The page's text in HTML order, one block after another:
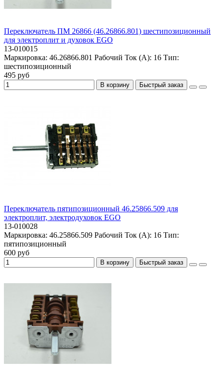
Переключатель ПМ 26866 (46.26866.801) шестипозиционный
для электроплит и духовок EGO
13-010015
Маркировка: 46.26866.801 Рабочий Ток (А): 16 Тип:
шестипозиционный
495 руб
В корзину Быстрый заказ
Переключатель пятипозиционный 46.25866.509 для
электроплит, электродуховок EGO
13-010028
Маркировка: 46.25866.509 Рабочий Ток (А): 16 Тип:
пятипозиционный
600 руб
В корзину Быстрый заказ